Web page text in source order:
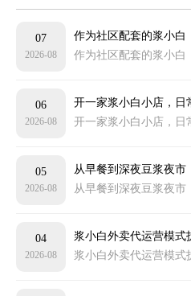
07
2026-08
作为社区配套的浆小白
作为社区配套的浆小白
06
2026-08
开一家浆小白小店，日
开一家浆小白小店，日
05
2026-08
从早餐到深夜豆浆夜市
从早餐到深夜豆浆夜市
04
2026-08
浆小白外卖代运营模
圈靠前